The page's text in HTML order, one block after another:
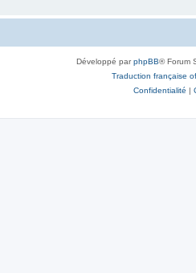
Développé parphpBB® Forum
Traduction française
Confidentialité |